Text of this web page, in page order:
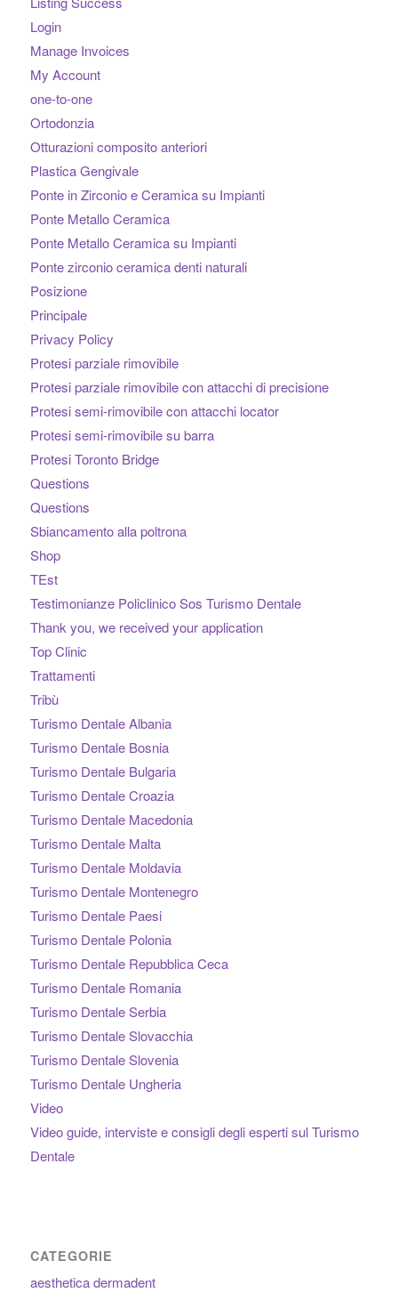
Login
Manage Invoices
My Account
one-to-one
Ortodonzia
Otturazioni composito anteriori
Plastica Gengivale
Ponte in Zirconio e Ceramica su Impianti
Ponte Metallo Ceramica
Ponte Metallo Ceramica su Impianti
Ponte zirconio ceramica denti naturali
Posizione
Principale
Privacy Policy
Protesi parziale rimovibile
Protesi parziale rimovibile con attacchi di precisione
Protesi semi-rimovibile con attacchi locator
Protesi semi-rimovibile su barra
Protesi Toronto Bridge
Questions
Questions
Sbiancamento alla poltrona
Shop
TEst
Testimonianze Policlinico Sos Turismo Dentale
Thank you, we received your application
Top Clinic
Trattamenti
Tribù
Turismo Dentale Albania
Turismo Dentale Bosnia
Turismo Dentale Bulgaria
Turismo Dentale Croazia
Turismo Dentale Macedonia
Turismo Dentale Malta
Turismo Dentale Moldavia
Turismo Dentale Montenegro
Turismo Dentale Paesi
Turismo Dentale Polonia
Turismo Dentale Repubblica Ceca
Turismo Dentale Romania
Turismo Dentale Serbia
Turismo Dentale Slovacchia
Turismo Dentale Slovenia
Turismo Dentale Ungheria
Video
Video guide, interviste e consigli degli esperti sul Turismo
Dentale
CATEGORIE
aesthetica dermadent